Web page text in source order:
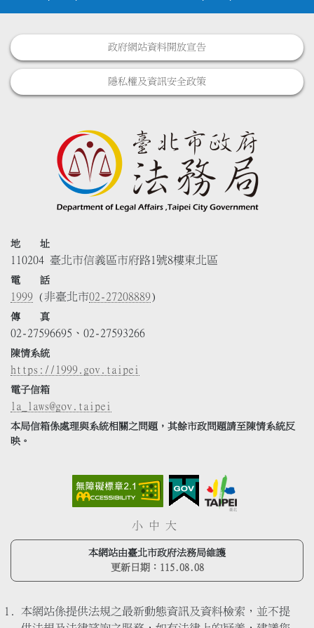
政府網站資料開放宣告
隱私權及資訊安全政策
地 址
110204 臺北市信義區市府路1號8樓東北區
電 話
1999 (非臺北市02-27208889)
傳 真
02-27596695、02-27593266
陳情系統
https://1999.gov.taipei
電子信箱
la_laws@gov.taipei
本局信箱係處理與系統相關之問題，其餘市政問題請至陳情系統反
映。
小 中 大
本網站由臺北市政府法務局維護
更新日期： 115.08.08
本網站係提供法規之最新動態資訊及資料檢索，並不提